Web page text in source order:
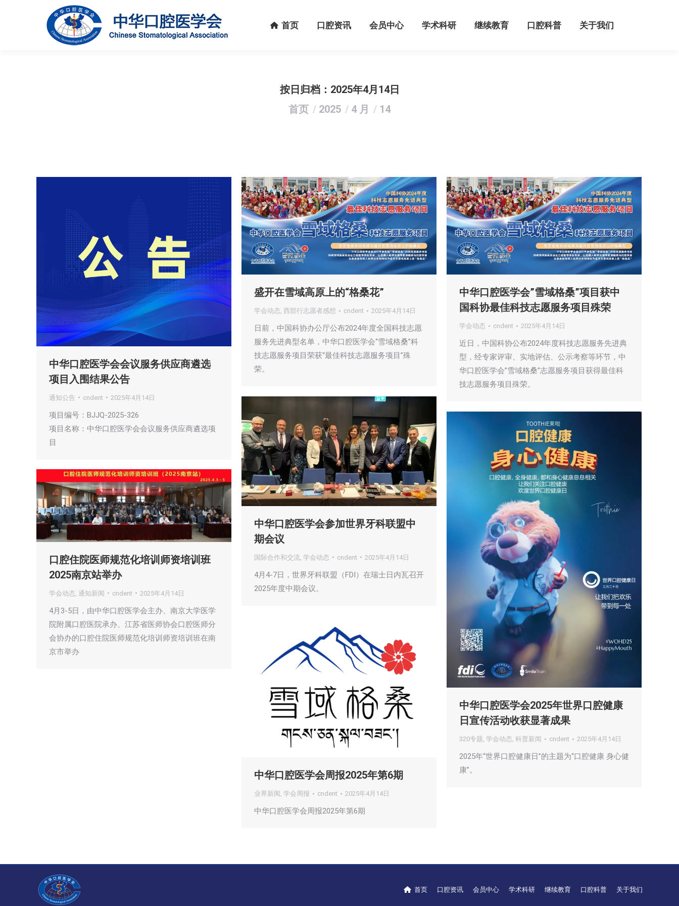
首页 口腔资讯 会员中心 学术科研 继续教育 口腔科普 关于我们
按日归档： 2025年4月14日
您在这里：
首页 2025 4 月 14
中华口腔医学会会议服务供应商遴选
项目入围结果公告
通知公告 cndent 2025年4月14日
项目编号：BJJQ-2025-326
项目名称：中华口腔医学会会议服务供应商遴选项
目
盛开在雪域高原上的“格桑花”
学会动态, 西部行志愿者感想 cndent 2025年4月14日
日前，中国科协办公厅公布2024年度全国科技志愿
服务先进典型名单，中华口腔医学会“雪域格桑”科
技志愿服务项目荣获“最佳科技志愿服务项目”殊
荣。
中华口腔医学会”雪域格桑”项目获中
国科协最佳科技志愿服务项目殊荣
学会动态 cndent 2025年4月14日
近日，中国科协公布2024年度科技志愿服务先进典
型，经专家评审、实地评估、公示考察等环节，中
华口腔医学会”雪域格桑”志愿服务项目获得最佳科
技志愿服务项目殊荣。
中华口腔医学会参加世界牙科联盟中
期会议
国际合作和交流 学会动态 cndent 2025年4月14日
4月4-7日，世界牙科联盟（FDI）在瑞士日内瓦召开
2025年度中期会议。
中华口腔医学会2025年世界口腔健康
日宣传活动收获显著成果
320专题, 学会动态, 科普新闻 cndent 2025年4月14日
2025年“世界口腔健康日”的主题为“口腔健康 身心健
康”。
口腔住院医师规范化培训师资培训班
2025南京站举办
学会动态 通知新闻 cndent 2025年4月14日
4月3-5日，由中华口腔医学会主办、南京大学医学
院附属口腔医院承办、江苏省医师协会口腔医师分
会协办的口腔住院医师规范化培训师资培训班在南
京市举办
中华口腔医学会周报2025年第6期
业界新闻 , 学会周报 cndent 2025年4月14日
中华口腔医学会周报2025年第6期
首页 口腔资讯 会员中心 学术科研 继续教育 口腔科普 关于我们